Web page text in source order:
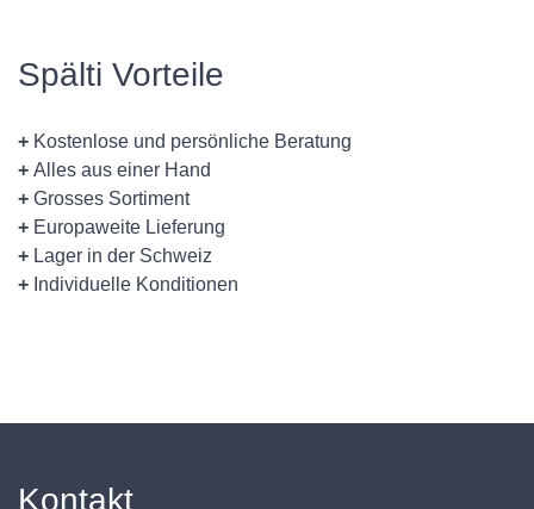
Spälti Vorteile
+ Kostenlose und persönliche Beratung
+ Alles aus einer Hand
+ Grosses Sortiment
+ Europaweite Lieferung
+ Lager in der Schweiz
+ Individuelle Konditionen
Kontakt